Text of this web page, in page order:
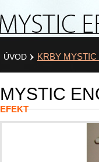
MYSTIC
EFEKT
ÚVOD KRBY MYSTIC